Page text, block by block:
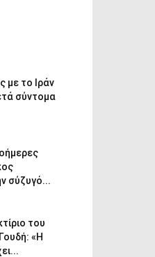
με το Ιράν
σύντομα
σύζυγό...
του
«Η